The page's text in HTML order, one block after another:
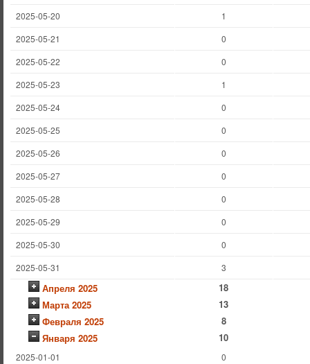
2025-05-20
1
2025-05-21
0
2025-05-22
0
2025-05-23
1
2025-05-24
0
2025-05-25
0
2025-05-26
0
2025-05-27
0
2025-05-28
0
2025-05-29
0
2025-05-30
0
2025-05-31
3
Апреля 2025
18
Марта 2025
13
Февраля 2025
8
Января 2025
10
2025-01-01
0